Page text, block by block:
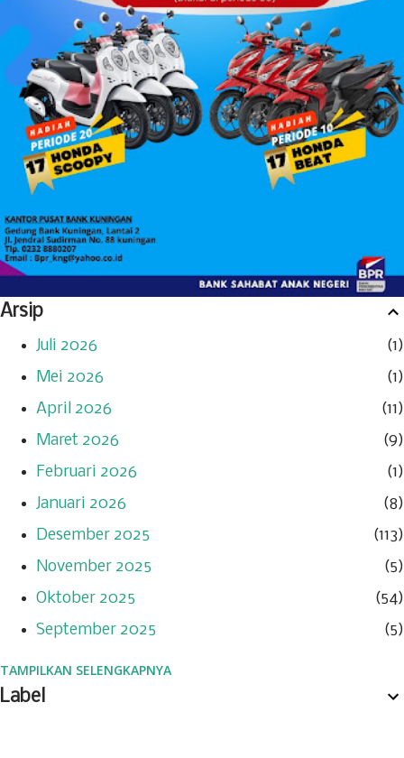
Arsip
Juli 2026
1
Mei 2026
1
April 2026
11
Maret 2026
9
Februari 2026
1
Januari 2026
8
Desember 2025
113
November 2025
5
Oktober 2025
54
September 2025
5
Agustus 2025
TAMPILKAN SELENGKAPNYA
Label